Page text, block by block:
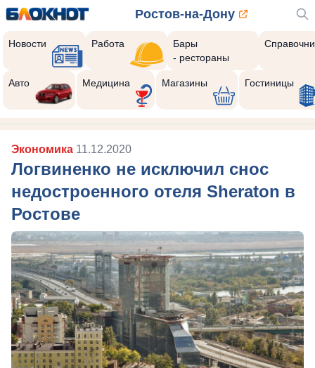
Ростов-на-Дону
Новости Работа
Бары
- рестораны
Авто Медицина Магазины Гостиницы
Экономика 11.12.2020
Логвиненко не исключил снос
недостроенного отеля Sheraton в
Ростове